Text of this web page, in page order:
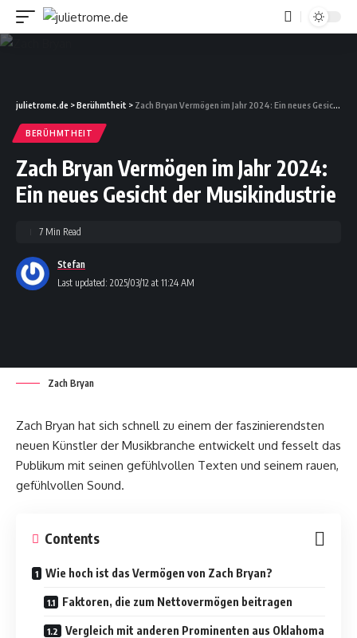
julietrome.de >Berühmtheit > Zach Bryan Vermögen im Jahr 2024: Ein neues Gesicht der Musikindustrie
BERÜHMTHEIT
Zach Bryan Vermögen im Jahr 2024:
Ein neues Gesicht der Musikindustrie
Last updated: 2025/03/12 at 11:24 AM
Stefan
7 Min Read
Zach Bryan
Zach Bryan hat sich schnell zu einem der faszinierendsten
neuen Künstler der Musikbranche entwickelt und fesselt das
Publikum mit seinen gefühlvollen Texten und seinem rauen,
gefühlvollen Sound.
Contents
Wie hoch ist das Vermögen von Zach Bryan?
Faktoren, die zum Nettovermögen beitragen
Vergleich mit anderen Prominenten aus Oklahoma